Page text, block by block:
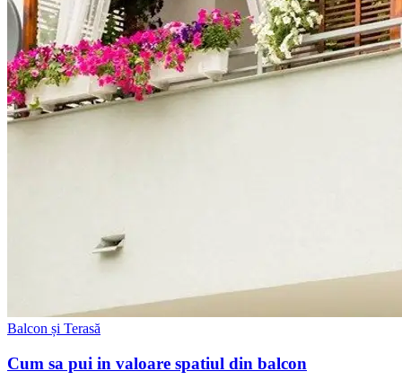
Balcon și Terasă
Cum sa pui in valoare spatiul din balcon